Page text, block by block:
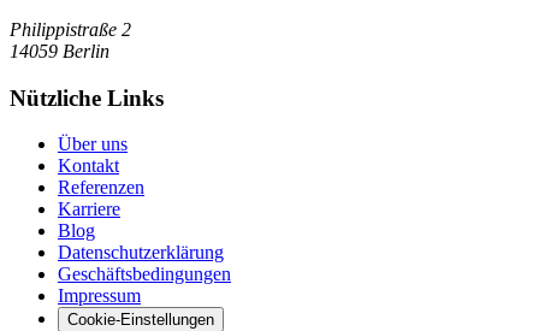
Philippistraße 2
14059 Berlin
Nützliche Links
Über uns
Kontakt
Referenzen
Karriere
Blog
Datenschutzerklärung
Geschäftsbedingungen
Impressum
Cookie-Einstellungen